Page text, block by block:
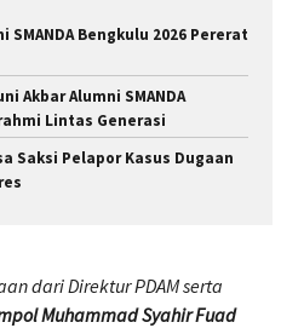
SMANDA Bengkulu 2026 Pererat
Akbar Alumni SMANDA
Lintas Generasi
Saksi Pelapor Kasus Dugaan
dari Direktur PDAM serta
Muhammad Syahir Fuad